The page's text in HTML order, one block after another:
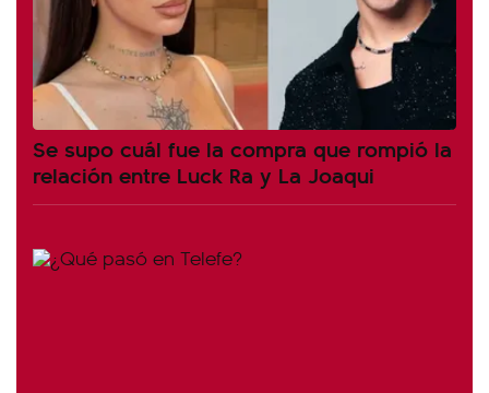
Se supo cuál fue la compra que rompió la
relación entre Luck Ra y La Joaqui